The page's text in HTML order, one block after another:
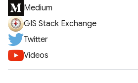
Medium
GIS Stack Exchange
Twitter
Videos